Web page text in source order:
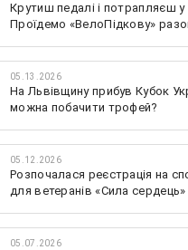
Крутиш педалі і потрапляєш у
Проїдемо «ВелоПідкову»
05.13.2026
На Львівщину прибув Кубок
можна побачити трофей?
05.12.2026
Розпочалася реєстрація на
для ветеранів «Сила сердець»
05.07.2026